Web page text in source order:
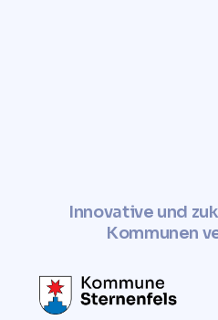
Innovative und
Kommunen